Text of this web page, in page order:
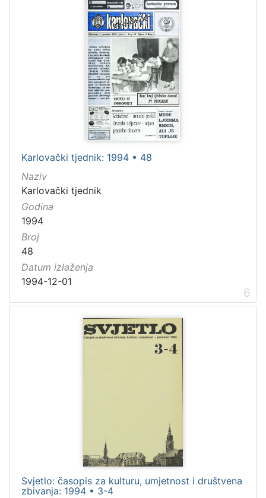
Karlovački tjednik: 1994 • 48
Naziv
Karlovački tjednik
Godina
1994
Broj
48
Datum izlaženja
1994-12-01
6
Svjetlo: časopis za kulturu, umjetnost i društvena
zbivanja: 1994 • 3-4